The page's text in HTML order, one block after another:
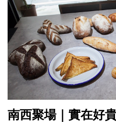
南西聚場｜實在好